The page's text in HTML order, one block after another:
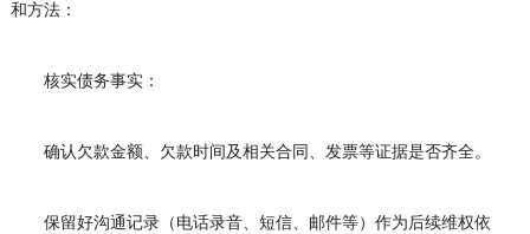
和方法：
核实债务事实：
确认欠款金额、欠款时间及相关合同、发票等证据是否齐全。
保留好沟通记录（电话录音、短信、邮件等）作为后续维权依